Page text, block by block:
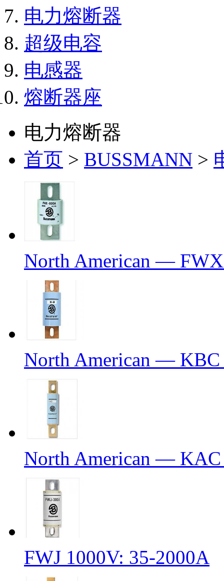
电力熔断器
超级电容
电感器
熔断器座
电力熔断器
首页 > BUSSMANN >
North American —
North American — KBC
North American —
FWJ 1000V: 35-2000A